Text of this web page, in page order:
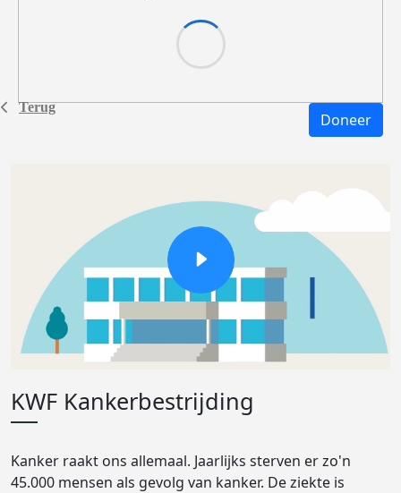
Terug
Doneer
KWF Kankerbestrijding
Kanker raakt ons allemaal. Jaarlijks sterven er zo'n
45.000 mensen als gevolg van kanker. De ziekte is